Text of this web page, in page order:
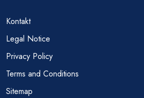
Kontakt
Legal Notice
Privacy Policy
Terms and Conditions
Sitemap